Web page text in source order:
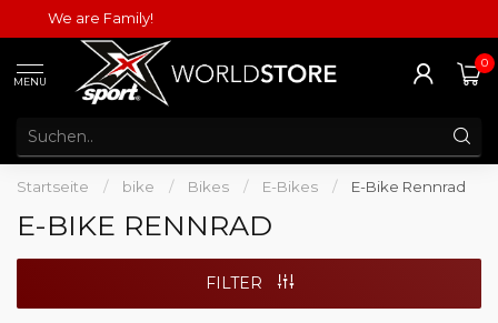
We are Family!
MENU
0
Startseite / bike / Bikes / E-Bikes / E-Bike Rennrad
E-BIKE RENNRAD
FILTER